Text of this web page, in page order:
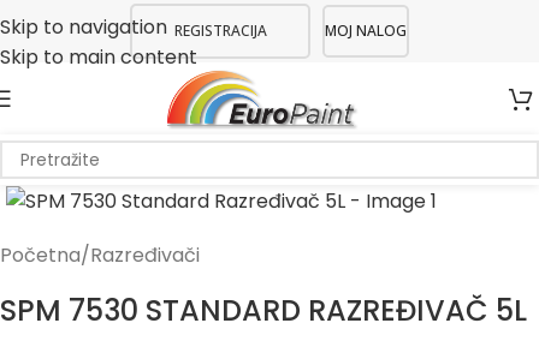
Skip to navigation
Skip to main content
REGISTRACIJA MOJ NALOG
Početna/Razređivači
SPM 7530 STANDARD RAZREĐIVAČ 5L